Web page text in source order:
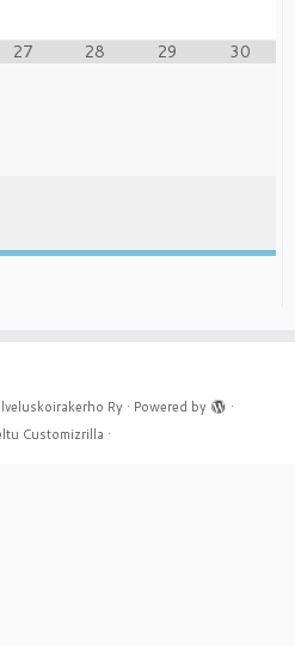
27 28 29 30
Ry · Powered by
·
Customizrilla ·